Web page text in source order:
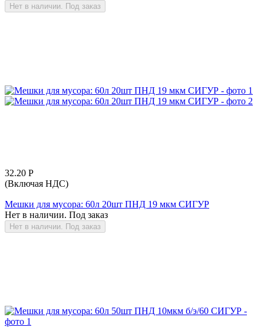
Нет в наличии. Под заказ
32.20 Р
(Включая НДС)
Мешки для мусора: 60л 20шт ПНД 19 мкм СИГУР
Нет в наличии. Под заказ
Нет в наличии. Под заказ